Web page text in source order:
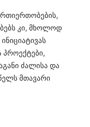
კი, მხოლოდ
პროექტები,
ძალისა და
მთავარი